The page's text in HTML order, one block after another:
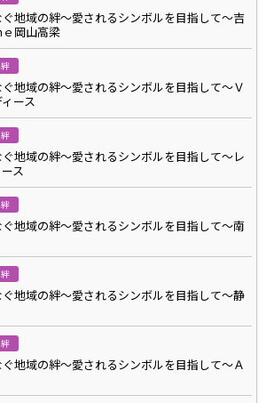
地域の絆～愛されるシンボルを目指して～吉
岡山高梁
地域の絆～愛されるシンボルを目指して～Ｖ
ース
地域の絆～愛されるシンボルを目指して～レ
ス
地域の絆～愛されるシンボルを目指して～南
地域の絆～愛されるシンボルを目指して～静
地域の絆～愛されるシンボルを目指して～Ａ